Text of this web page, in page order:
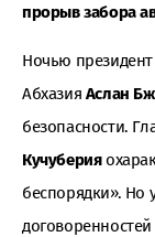
прорыв забора
Ночью
Абхазия Аслан
безопасности.
Кучуберия
беспорядки». Но